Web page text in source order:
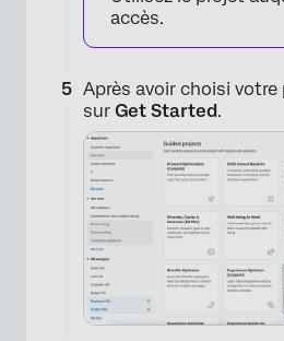
accès.
Après avoir choisi votre
sur Get Started.